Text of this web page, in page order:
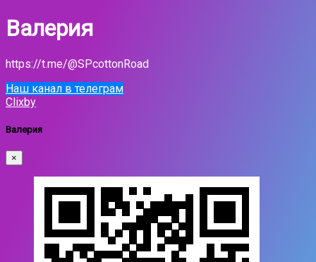
Валерия
https://t.me/@SPcottonRoad
Наш канал в телеграм
Clixby
Валерия
×